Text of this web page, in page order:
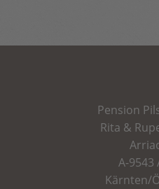
Pension
Rita &
A-9543
Kärnten/